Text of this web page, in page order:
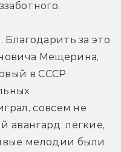
Благодарить за это
Мещерина,
в СССР
совсем не
авангард: лёгкие,
мелодии были